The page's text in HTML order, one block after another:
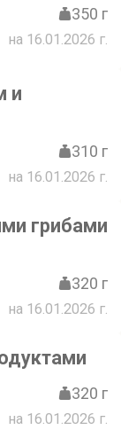
350 г
на 16.01.2026 г.
и
310 г
на 16.01.2026 г.
грибами
320 г
на 16.01.2026 г.
320 г
на 16.01.2026 г.